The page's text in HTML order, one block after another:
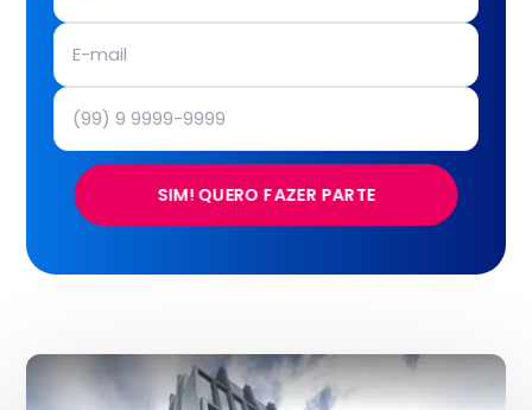
SIM! QUERO FAZER PARTE